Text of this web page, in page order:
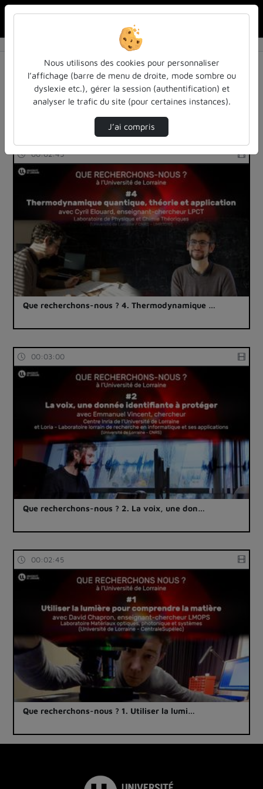
Résultats de la recherche
Filtres actifs (cliquer pour en retirer) :
que-recherchons-nous
universite-de-lorraine
00:02:45
Que recherchons-nous ? 4. Thermodynamique …
00:03:00
Que recherchons-nous ? 2. La voix, une don…
00:02:45
Que recherchons-nous ? 1. Utiliser la lumi…
Nous utilisons des cookies pour personnaliser
l’affichage (barre de menu de droite, mode sombre ou
dyslexie etc.), gérer la session (authentification) et
analyser le trafic du site (pour certaines instances).
J’ai compris